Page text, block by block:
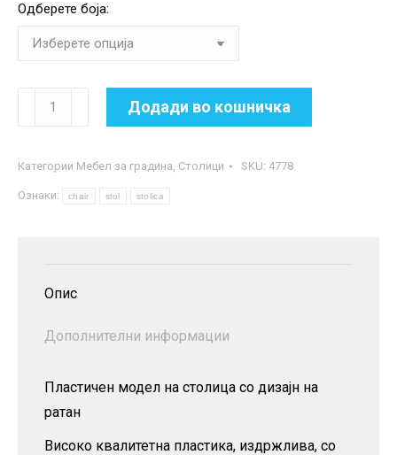
Одберете боја:
Пластична
столица
ратан
количина
Додади во кошничка
Категории Мебел за градина, Столици SKU: 4778
Ознаки: chair stol stolica
Опис
Дополнителни информации
Пластичен модел на столица со дизајн на
ратан
Високо квалитетна пластика, издржлива, со